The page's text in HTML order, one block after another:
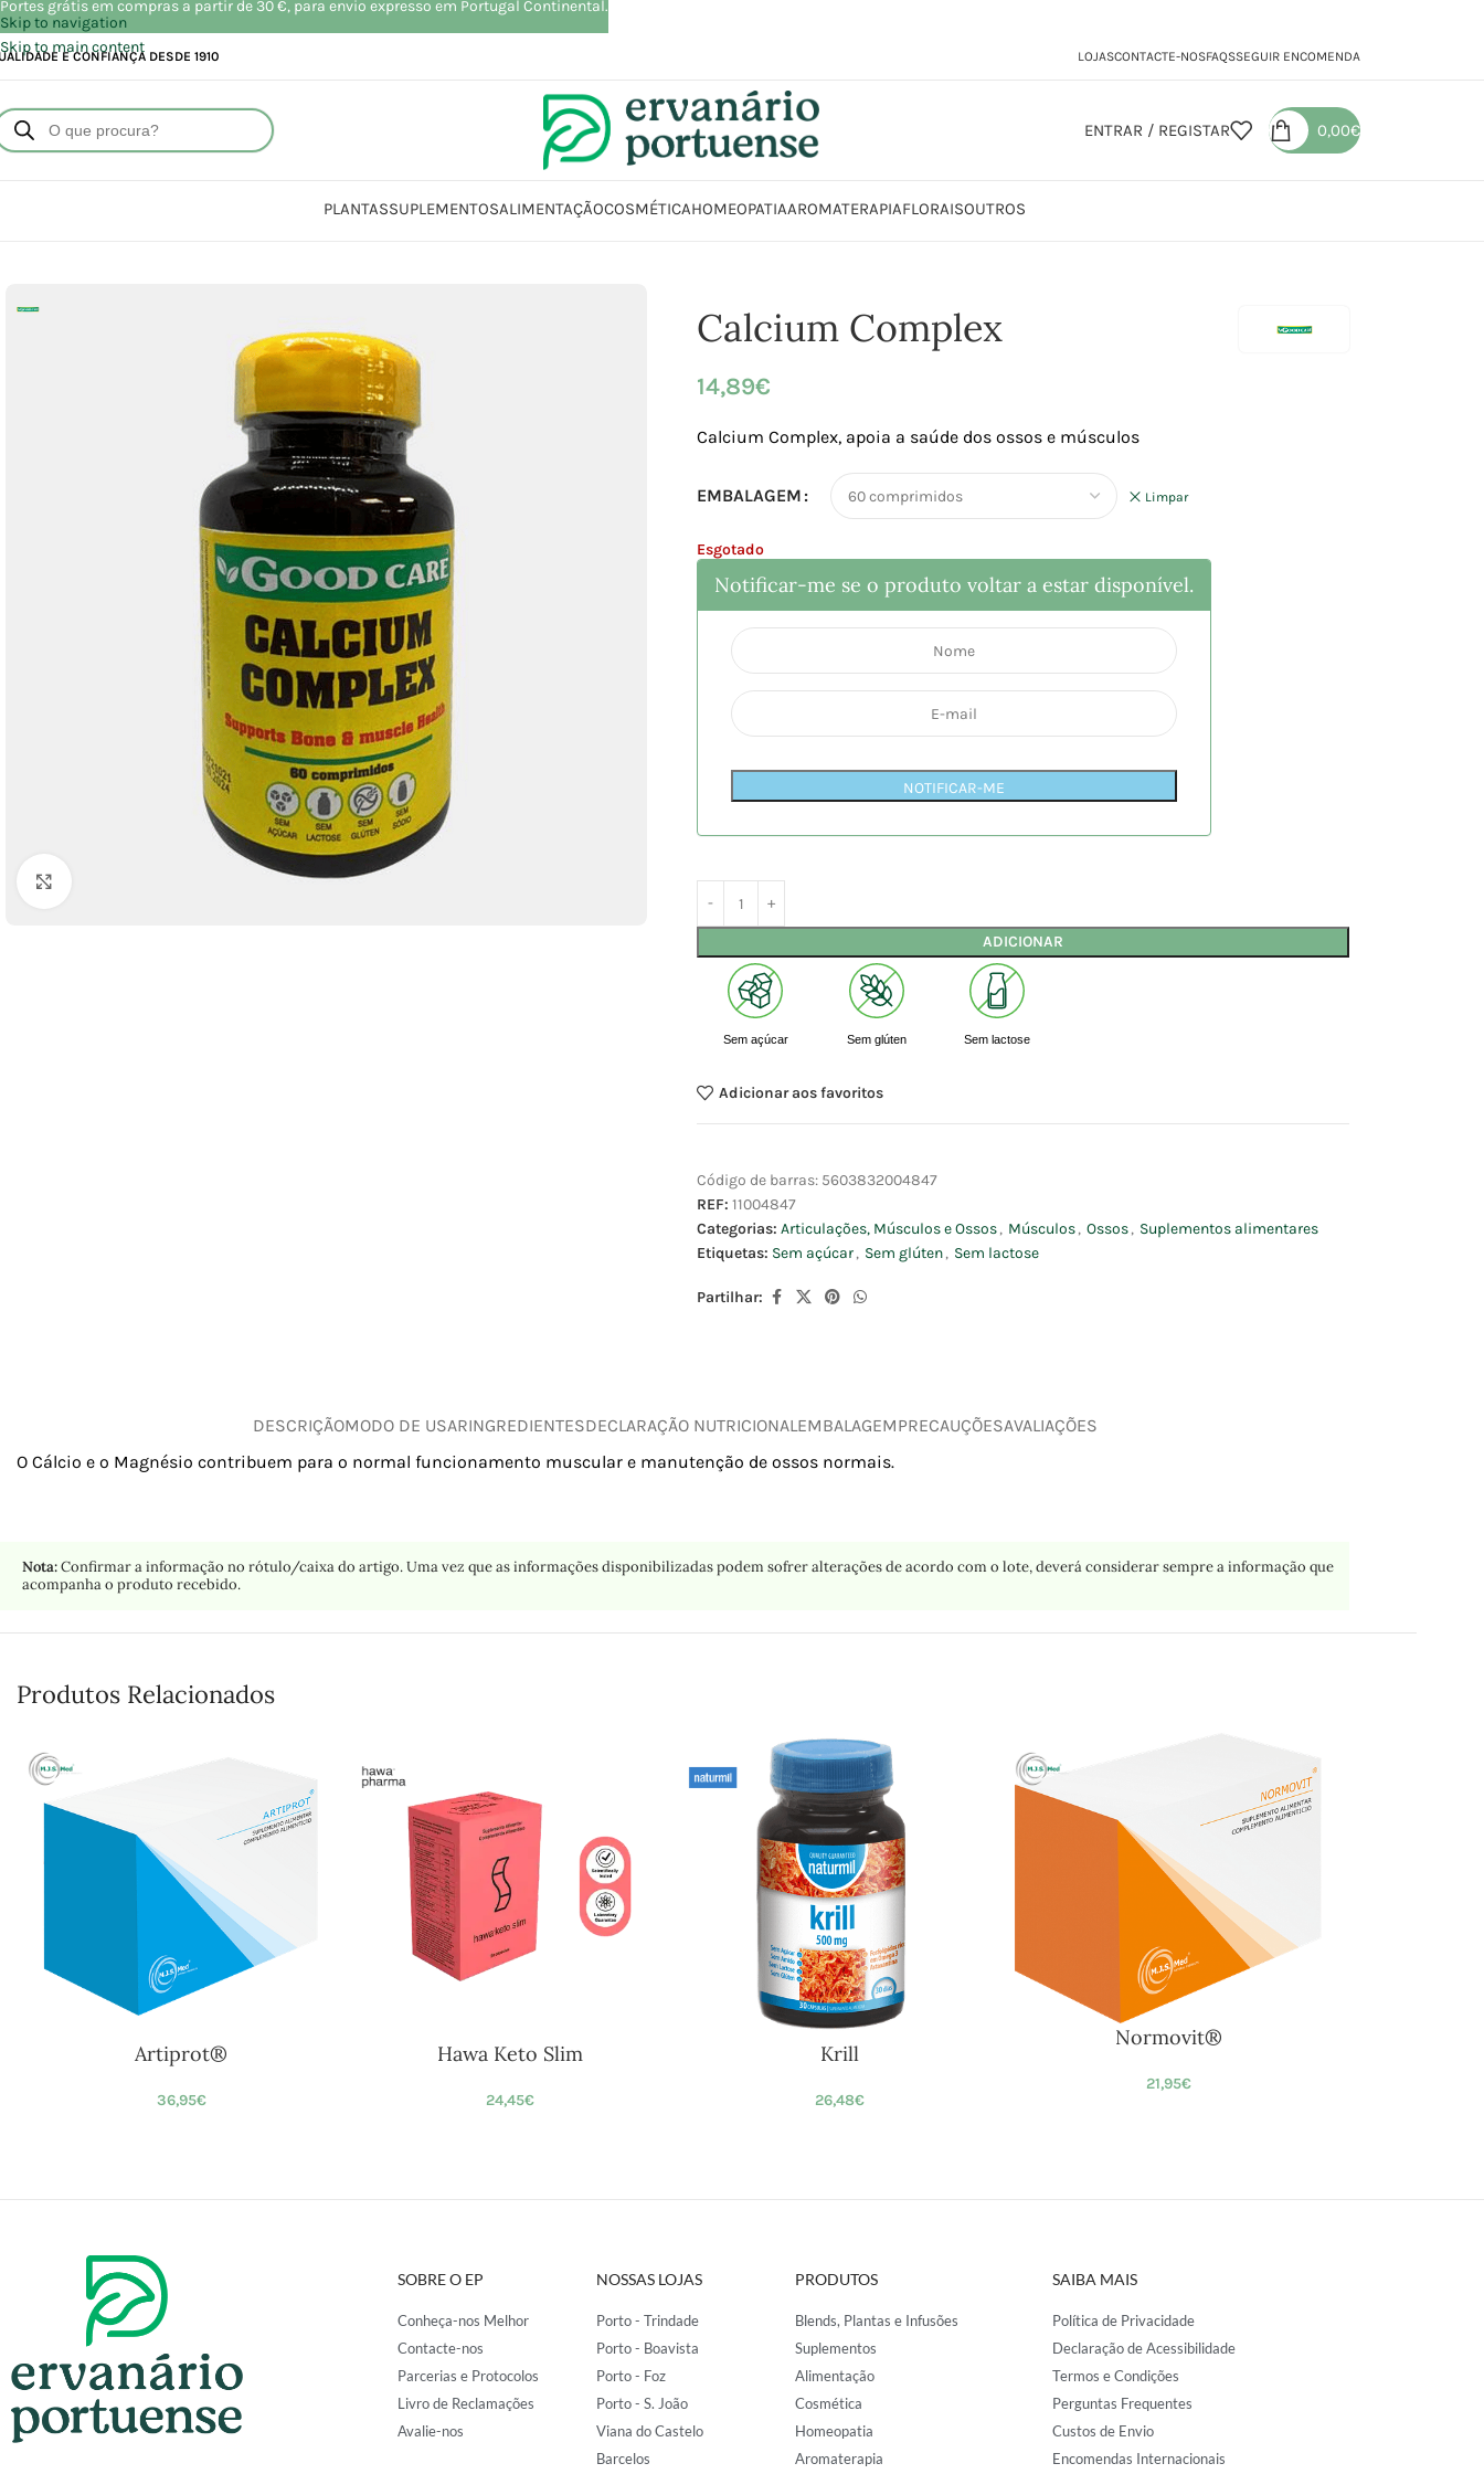
Skip to navigation
Skip to main content
E CONFIANÇA DESDE 1910 LOJASCONTACTE-NOSFAQSSEGUIR ENCOMENDA
ENTRAR / REGISTAR 0,00€
PLANTASSUPLEMENTOSALIMENTAÇÃOCOSMÉTICAHOMEOPATIAAROMATERAPIAFLORAISOUTROS
Calcium Complex
14,89€
Calcium Complex, apoia a saúde dos ossos e músculos
EMBALAGEM Limpar
Esgotado
Notificar-me se o produto voltar a estar disponível.
NOTIFICAR-ME
ADICIONAR
Sem açúcar Sem glúten Sem lactose
Adicionar aos favoritos
Código de barras: 5603832004847
REF: 11004847
Categorias: Articulações, Músculos e Ossos, Músculos, Ossos, Suplementos alimentares
Etiquetas: Sem açúcar, Sem glúten, Sem lactose
Partilhar:
DESCRIÇÃOMODO DE USARINGREDIENTESDECLARAÇÃO NUTRICIONAL EMBALAGEMPRECAUÇÕESAVALIAÇÕES
O Cálcio e o Magnésio contribuem para o normal funcionamento muscular e manutenção de ossos normais.
Nota:Confirmar a informação no rótulo/caixa do artigo. Uma vez que as informações disponibilizadas podem sofrer alterações de acordo com o lote, deverá considerar sempre a informação que
acompanha o produto recebido.
Produtos Relacionados
Artiprot®
36,95€
Hawa Keto Slim
24,45€
Krill
26,48€
Normovit®
21,95€
SOBRE O EP
Conheça-nos Melhor
Contacte-nos
Parcerias e Protocolos
Livro de Reclamações
Avalie-nos
NOSSAS LOJAS
Porto - Trindade
Porto - Boavista
Porto - Foz
Porto - S. João
Viana do Castelo
Barcelos
PRODUTOS
Blends, Plantas e Infusões
Suplementos
Alimentação
Cosmética
Homeopatia
Aromaterapia
SAIBA MAIS
Política de Privacidade
Declaração de Acessibilidade
Termos e Condições
Perguntas Frequentes
Custos de Envio
Encomendas Internacionais
Portes grátis em compras a partir de 30 €, para envio expresso em Portugal Continental.